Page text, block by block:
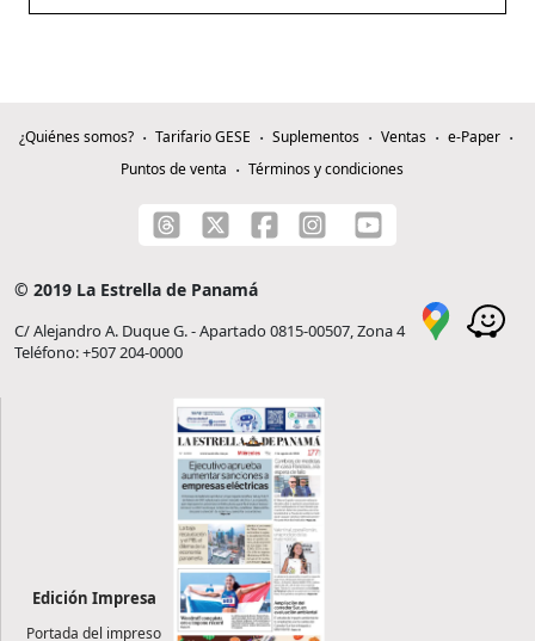
¿Quiénes somos? Tarifario GESE Suplementos Ventas
e-Paper
Puntos de venta
Términos y condiciones
© 2019 La Estrella de Panamá
C/ Alejandro A. Duque G. - Apartado 0815-00507, Zona 4
Teléfono: +507 204-0000
Edición Impresa
Portada del impreso